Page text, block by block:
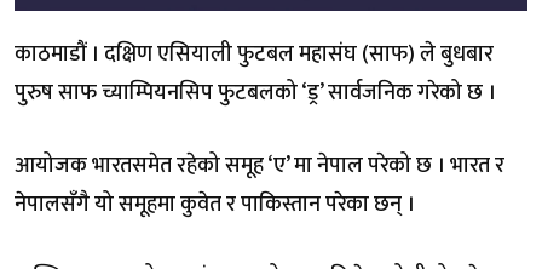
काठमाडौं । दक्षिण एसियाली फुटबल महासंघ (साफ) ले बुधबार
पुरुष साफ च्याम्पियनसिप फुटबलको ‘ड्र’ सार्वजनिक गरेको छ ।
आयोजक भारतसमेत रहेको समूह ‘ए’ मा नेपाल परेको छ । भारत र
नेपालसँगै यो समूहमा कुवेत र पाकिस्तान परेका छन् ।